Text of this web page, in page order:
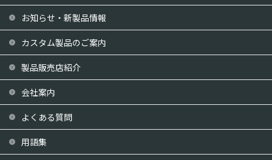
お知らせ・新製品情報
カスタム製品のご案内
製品販売店紹介
会社案内
よくある質問
用語集